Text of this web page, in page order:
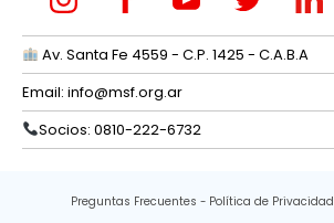
Av. Santa Fe 4559 - C.P. 1425 - C.A.B.A
Email: info@msf.org.ar
Socios: 0810-222-6732
Preguntas Frecuentes Política de Privacidad